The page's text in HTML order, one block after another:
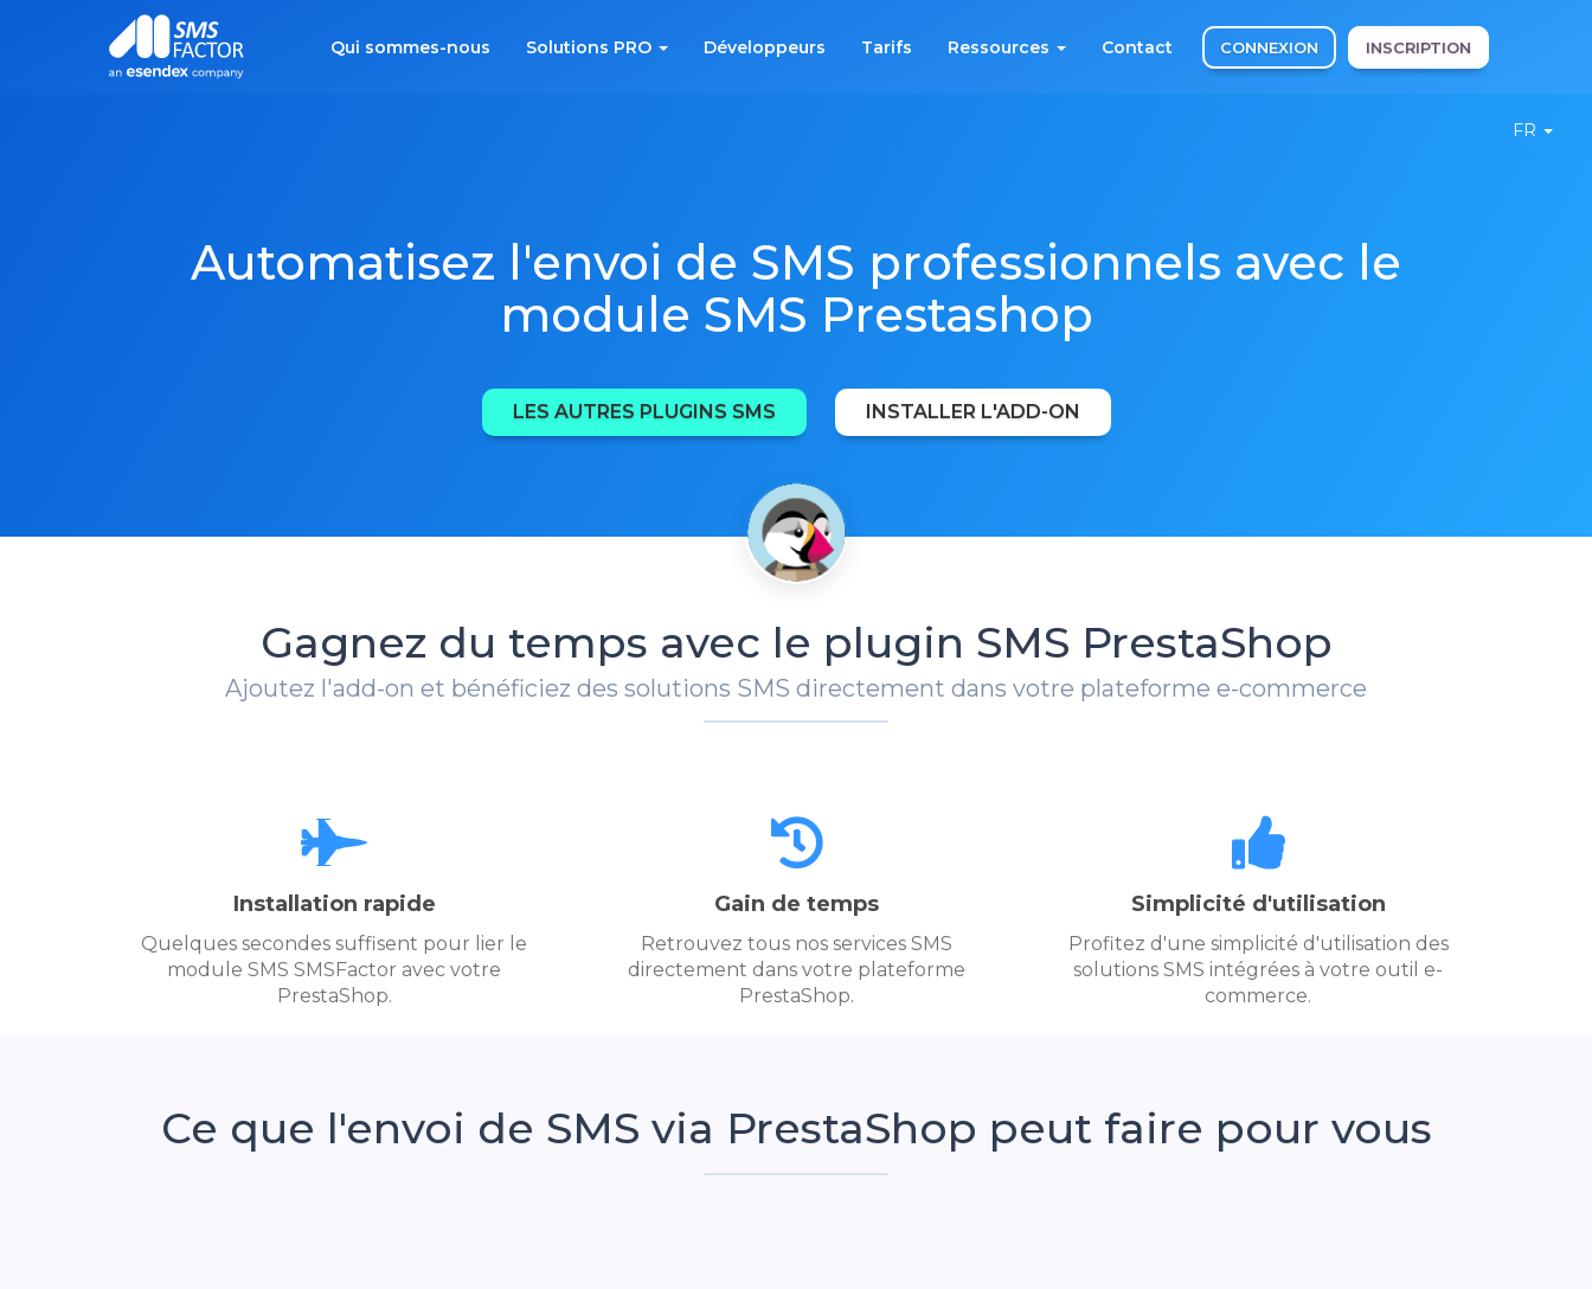
Qui sommes-nous Solutions PRO Développeurs Tarifs Ressources Contact CONNEXION INSCRIPTION
FR
Automatisez l'envoi de SMS professionnels avec le
module SMS Prestashop
LES AUTRES PLUGINS SMS INSTALLER L'ADD-ON
Gagnez du temps avec le plugin SMS PrestaShop
Ajoutez l'add-on et bénéficiez des solutions SMS directement dans votre plateforme e-commerce
Installation rapide
Quelques secondes suffisent pour lier le
module SMS SMSFactor avec votre
PrestaShop.
Gain de temps
Retrouvez tous nos services SMS
directement dans votre plateforme
PrestaShop.
Simplicité d'utilisation
Profitez d'une simplicité d'utilisation des
solutions SMS intégrées à votre outil e-
commerce.
Ce que l'envoi de SMS via PrestaShop peut faire pour vous